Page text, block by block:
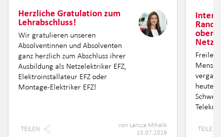
Herzliche Gratulation zum
Lehrabschluss!
Wir gratulieren unseren
Absolventinnen und Absolventen
ganz herzlich zum Abschluss ihrer
Ausbildung als Netzelektriker EFZ,
Elektroinstallateur EFZ oder
Montage-Elektriker EFZ!
TEILEN von Larissa Mihalik
15.07.2026
heute
TEILEN